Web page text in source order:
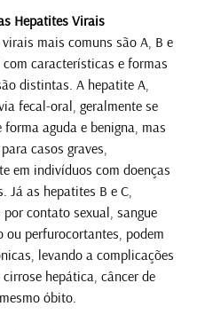
Hepatites Virais
mais comuns são A, B e
características e formas
distintas. A hepatite A,
fecal-oral, geralmente se
forma aguda e benigna, mas
casos graves,
em indivíduos com doenças
Já as hepatites B e C,
contato sexual, sangue
ou perfurocortantes, podem
levando a complicações
hepática, câncer de
óbito.